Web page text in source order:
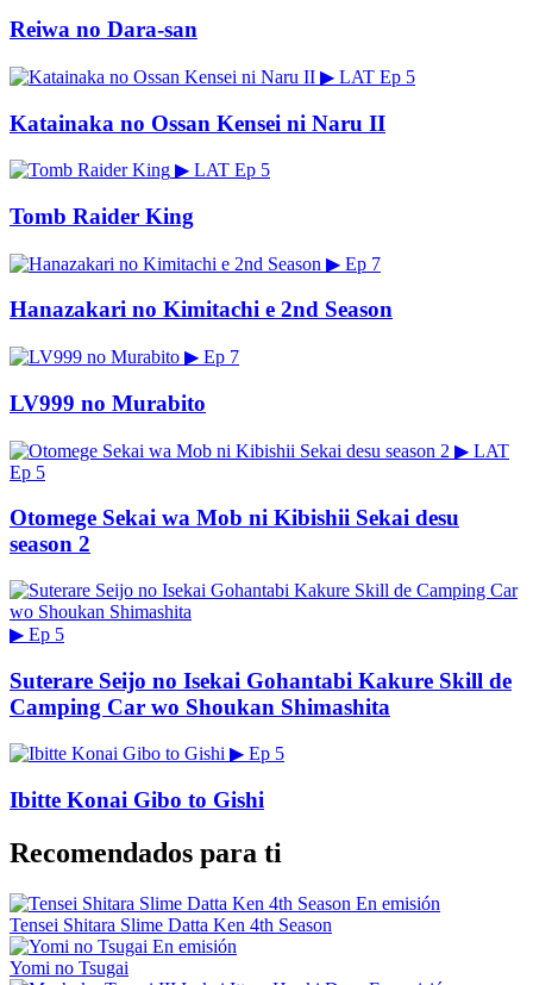
Reiwa no Dara-san
▶ LAT Ep 5
Katainaka no Ossan Kensei ni Naru II
▶ LAT Ep 5
Tomb Raider King
▶ Ep 7
Hanazakari no Kimitachi e 2nd Season
▶ Ep 7
LV999 no Murabito
▶ LAT
Ep 5
Otomege Sekai wa Mob ni Kibishii Sekai desu
season 2
▶ Ep 5
Suterare Seijo no Isekai Gohantabi Kakure Skill de
Camping Car wo Shoukan Shimashita
▶ Ep 5
Ibitte Konai Gibo to Gishi
Recomendados para ti
En emisión
Tensei Shitara Slime Datta Ken 4th Season
En emisión
Yomi no Tsugai